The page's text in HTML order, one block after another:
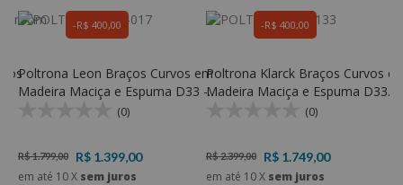
R$ 400,00 R$ 400,00
Poltrona Leon Braços Curvos em
Madeira Maciça e Espuma D33 -
Rondomóveis 017(0)
R$ 1.799,00
R$ 1.399,00
em até 10X sem juros
Poltrona Klarck Braços Curvos
Madeira Maciça e Espuma D33
Com Almofada Solta - KR 133
(0)
R$ 2.399,00
R$ 1.749,00
em até 10X sem juros